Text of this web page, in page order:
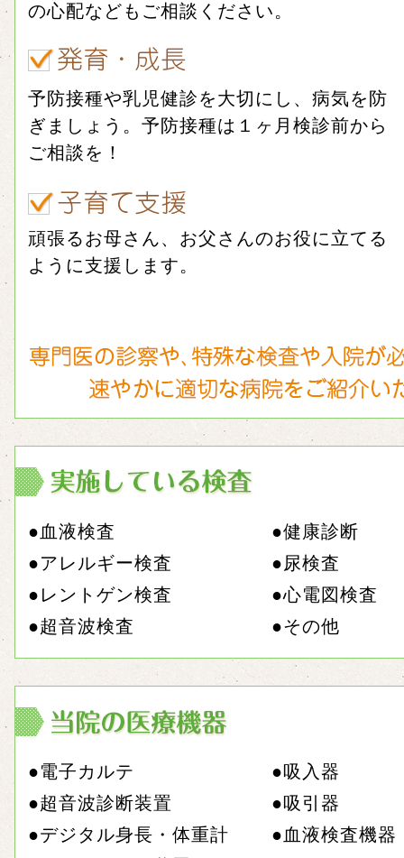
の心配などもご相談ください。
予防接種や乳児健診を大切にし、病気を防
ぎましょう。予防接種は１ヶ月検診前から
ご相談を！
頑張るお母さん、お父さんのお役に立てる
ように支援します。
●血液検査
●アレルギー検査
●レントゲン検査
●超音波検査
●健康診断
●尿検査
●心電図検査
●その他
●電子カルテ
●超音波診断装置
●デジタル身長・体重計
●吸入器
●吸引器
●血液検査機器